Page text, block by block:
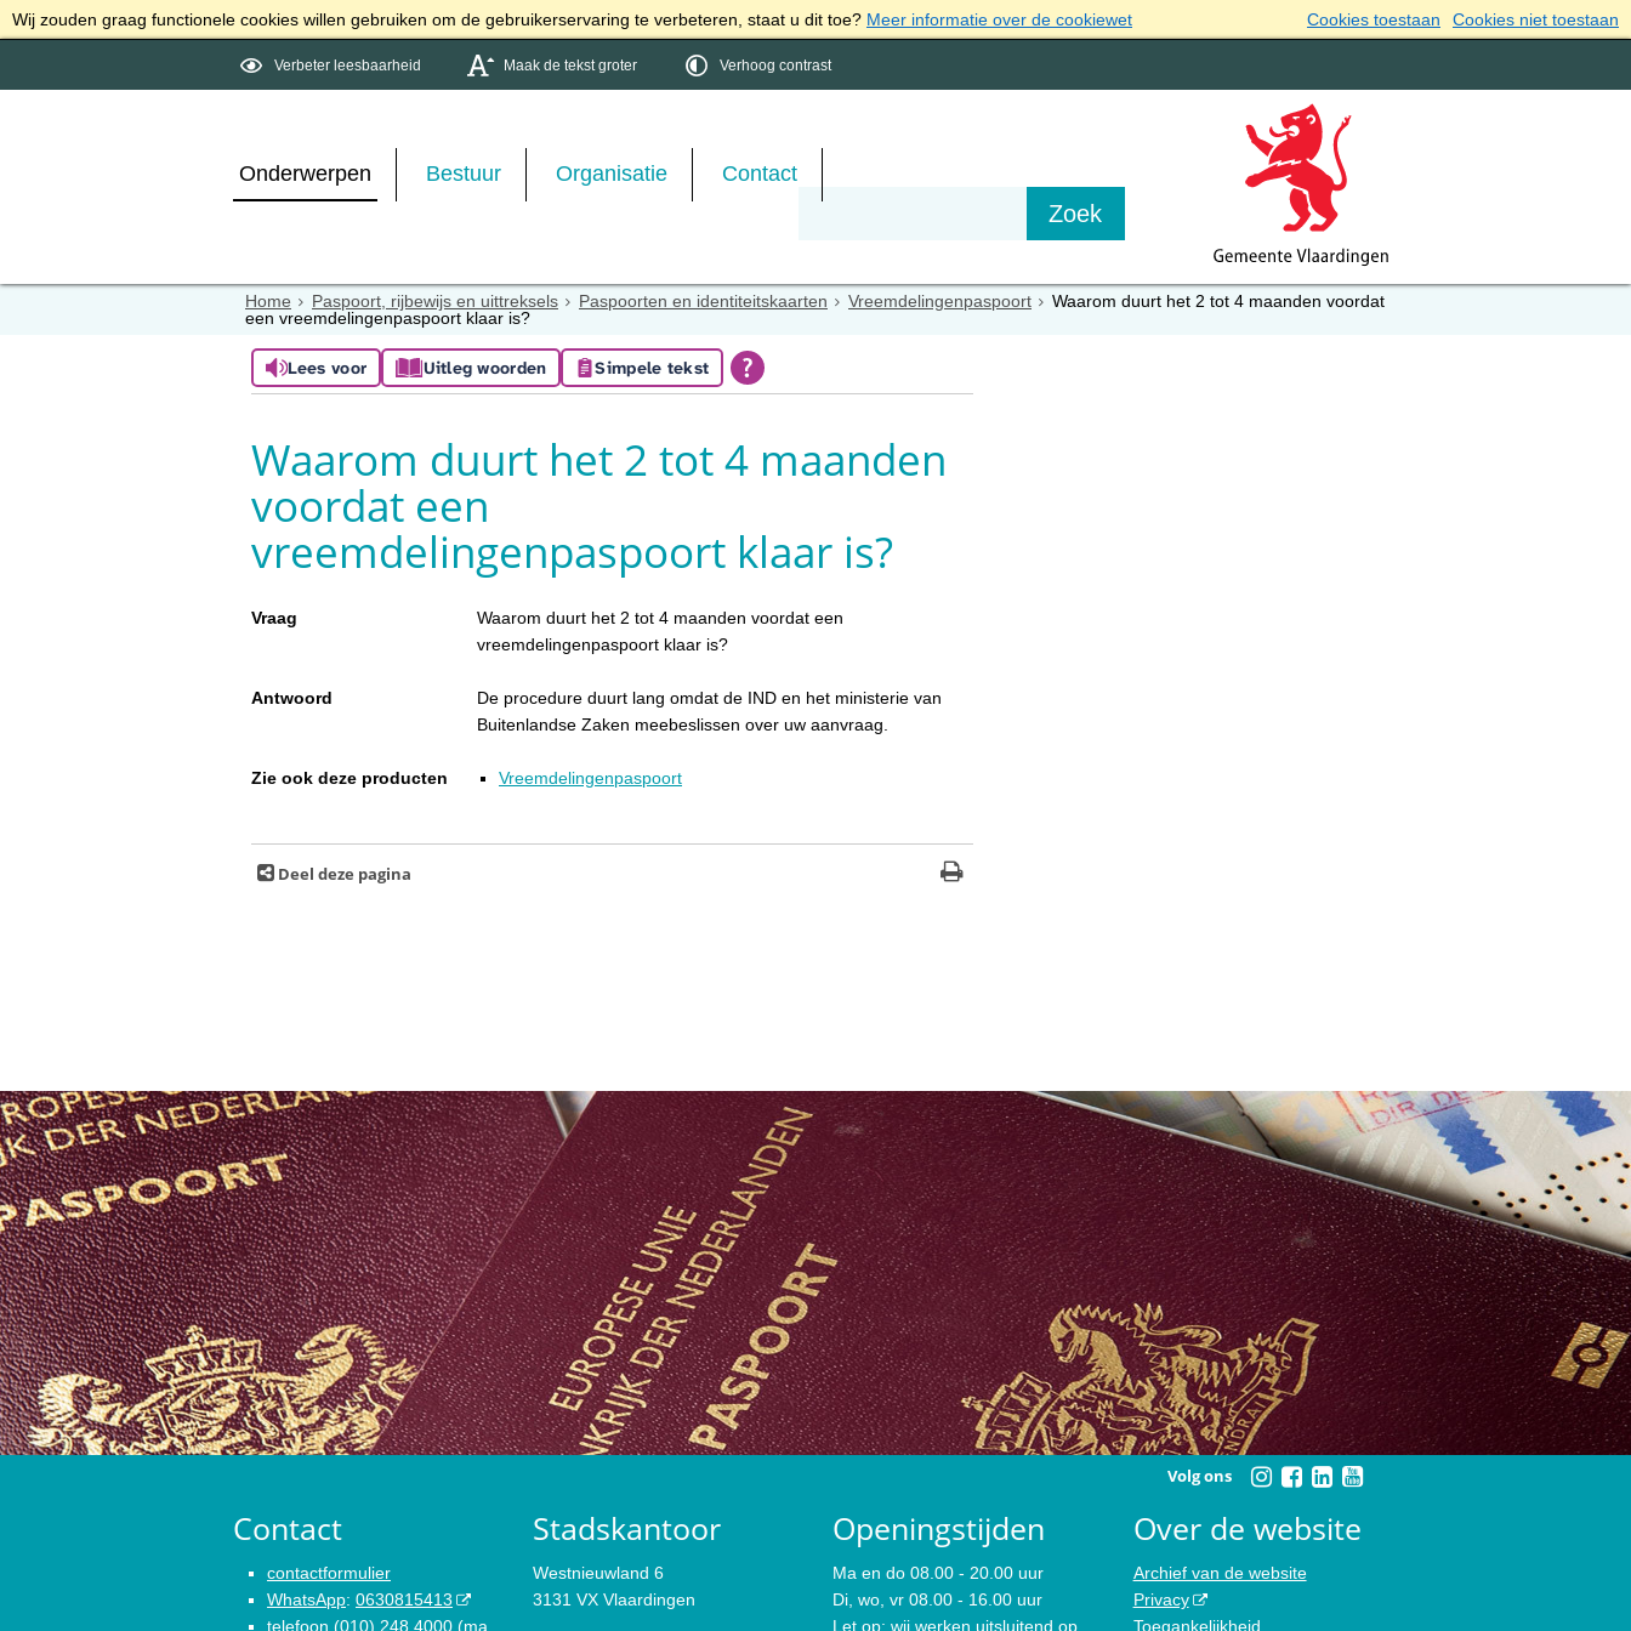
Wij zouden graag functionele cookies willen gebruiken om de gebruikerservaring te verbeteren, staat u dit toe? Meer informatie over de cookiewet Cookies toestaan Cookies niet toestaan
Verbeter leesbaarheid Maak de tekst groter Verhoog contrast
Onderwerpen Bestuur Organisatie Contact
Home Paspoort, rijbewijs en uittreksels Paspoorten en identiteitskaarten Vreemdelingenpaspoort
Waarom duurt het 2 tot 4 maanden voordat
een vreemdelingenpaspoort klaar is?
Lees voor Uitleg woorden Simpele tekst
Waarom duurt het 2 tot 4 maanden
voordat een
vreemdelingenpaspoort klaar is?
Vraag
Waarom duurt het 2 tot 4 maanden voordat een
vreemdelingenpaspoort klaar is?
Antwoord
De procedure duurt lang omdat de IND en het ministerie van
Buitenlandse Zaken meebeslissen over uw aanvraag.
Zie ook deze producten Vreemdelingenpaspoort
Deel deze pagina
Volg ons
Contact
contactformulier
WhatsApp: 0630815413
telefoon (010) 248 4000 (ma
Stadskantoor
Westnieuwland 6
3131 VX Vlaardingen
Openingstijden
Ma en do 08.00 - 20.00 uur
Di, wo, vr 08.00 - 16.00 uur
Let op: wij werken uitsluitend op
Over de website
Archief van de website
Privacy
Toegankelijkheid